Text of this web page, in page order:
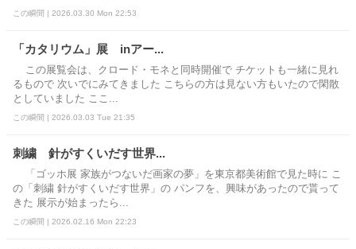
この瞬間 | 2026.03.30 Mon 22:53
「カタリウム」展 inアー...
この展覧会は、クロード・モネと同時開催で チケットも一緒に見れ
るもので 次いでにみてきました こちらの方は見ない方もいたので閑散
としていました ここ...
この瞬間 | 2026.03.03 Tue 21:35
刺繍 針がすくいだす世界...
「ゴッホ展 家族がつないだ画家の夢」を東京都美術館で見た時に こ
の「刺繍 針がすくいだす世界」の パンフを、興味があったので貰って
きた 展示が始まったら...
この瞬間 | 2026.02.16 Mon 22:23